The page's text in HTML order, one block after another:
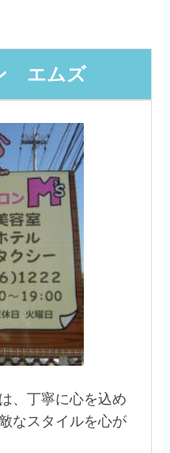
エムズ
、丁寧に心を込め
なスタイルを心が